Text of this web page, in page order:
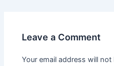
Leave a Comment
Your email address will not